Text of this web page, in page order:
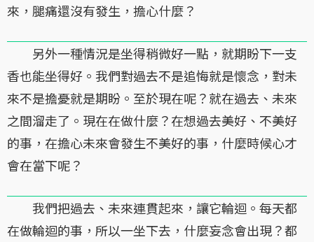
來，腿痛還沒有發生，擔心什麼？
另外一種情況是坐得稍微好一點，就期盼下一支
香也能坐得好。我們對過去不是追悔就是懷念，對未
來不是擔憂就是期盼。至於現在呢？就在過去、未來
之間溜走了。現在在做什麼？在想過去美好、不美好
的事，在擔心未來會發生不美好的事，什麼時候心才
會在當下呢？
我們把過去、未來連貫起來，讓它輪迴。每天都
在做輪迴的事，所以一坐下去，什麼妄念會出現？都